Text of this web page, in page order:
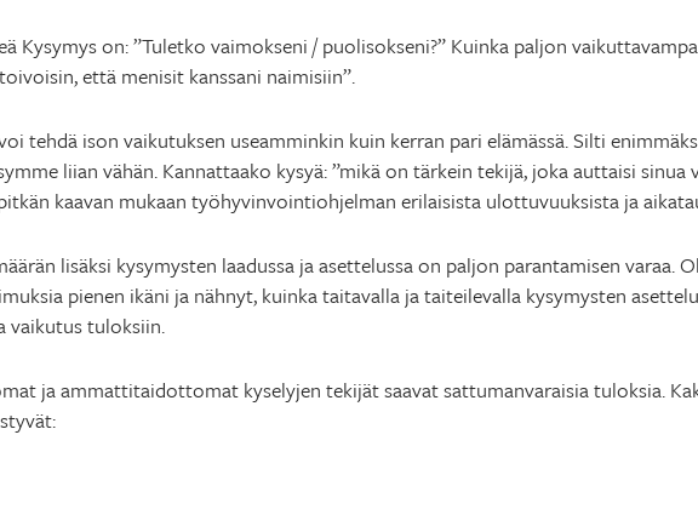
Kysymys on: ”Tuletko vaimokseni / puolisokseni?” Kuinka paljon
että menisit kanssani naimisiin”.
tehdä ison vaikutuksen useamminkin kuin kerran pari elämässä. Silti
liian vähän. Kannattaako kysyä: ”mikä on tärkein tekijä, joka auttaisi sinua
kaavan mukaan työhyvinvointiohjelman erilaisista ulottuvuuksista ja
lisäksi kysymysten laadussa ja asettelussa on paljon parantamisen varaa.
pienen ikäni ja nähnyt, kuinka taitavalla ja taiteilevalla kysymysten
vaikutus tuloksiin.
ja ammattitaidottomat kyselyjen tekijät saavat sattumanvaraisia tuloksia.